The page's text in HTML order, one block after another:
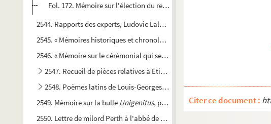
Fol. 172. Mémoire sur l'élection du recteur de l'Université de Paris. 1739
2544. Rapports des experts, Ludovic Lalanne, A. de Montaiglon, X.
2545. « Mémoires historiques et chronologiques des antiquités de la ville
2546. « Mémoire sur le cérémonial qui se pratiquoit autrefois aux entrées
2547. Recueil de pièces relatives à Étienne-Antoine de Boulogne,
2548. Poèmes latins de Louis-Georges Regnault, du clergé de la
2549. Mémoire sur la bulle Unigenitus, par l'abbé de Montaigu, curé de
2550. Lettre de milord Perth à l'abbé de la Trappe (Jacques de La Cour),
Citer ce document :